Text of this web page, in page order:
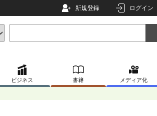
新規登録 ログイン
ビジネス 書籍 メディア化